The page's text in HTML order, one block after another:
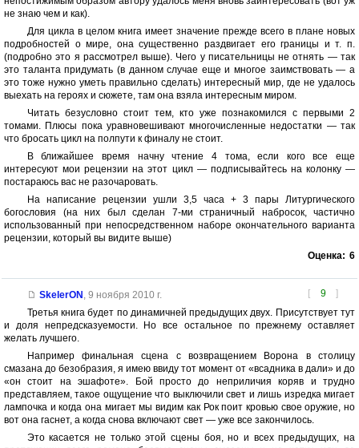
не знаю чем и как).
Для цикла в целом книга имеет значение прежде всего в плане новых
подробностей о мире, она существенно раздвигает его границы и т. п.
(подробно это я рассмотрел выше). Чего у писательницы не отнять — так
это таланта придумать (в данном случае еще и многое заимствовать — а
это тоже нужно уметь правильно сделать) интересный мир, где не удалось
выехать на героях и сюжете, там она взяла интересным миром.
Читать безусловно стоит тем, кто уже познакомился с первыми 2
томами. Плюсы пока уравновешивают многочисленные недостатки — так
что бросать цикл на полпути к финалу не стоит.
В ближайшее время начну чтение 4 тома, если кого все еще
интересуют мои рецензии на этот цикл — подписывайтесь на колонку —
постараюсь вас не разочаровать.
На написание рецензии ушли 3,5 часа + 3 пары Литургического
богословия (на них был сделан 7-ми страничный набросок, частично
использованный при непосредственном наборе окончательного варианта
рецензии, который вы видите выше)
Оценка: 6
[ 9 ]
SkelerON 9 ноября 2010 г.
Третья книга будет по динамичней предыдущих двух. Присутствует тут
и доля непредсказуемости. Но все остальное по прежнему оставляет
желать лучшего.
Например финальная сцена с возвращением Ворона в столицу
смазана до безобразия, я имею ввиду тот момент от «всадника в дали» и до
«он стоит на эшафоте». Бой просто до неприличия коряв и трудно
представляем, такое ощущение что выключили свет и лишь изредка мигает
лампочка и когда она мигает мы видим как Рок поит кровью свое оружие, но
вот она гаснет, а когда снова включают свет — уже все закончилось.
Это касается не только этой сцены боя, но и всех предыдущих, на